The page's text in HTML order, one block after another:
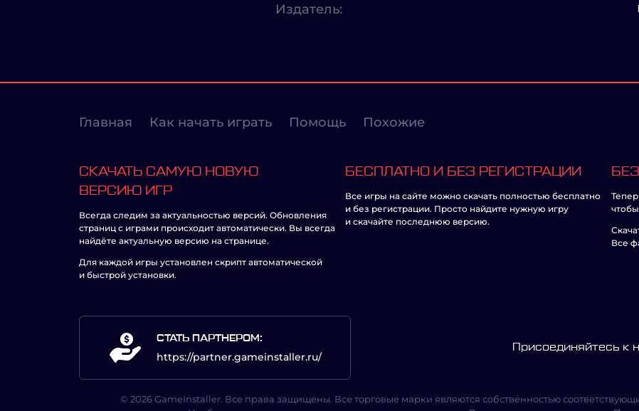
Издатель:
Главная Как начать играть Помощь Похожие
СКАЧАТЬ САМУЮ НОВУЮ
ВЕРСИЮ ИГР
Всегда следим за актуальностью версий. Обновления
страниц с играми происходит автоматически. Вы всегда
найдёте актуальную версию на странице.
Для каждой игры установлен скрипт автоматической
и быстрой установки.
БЕСПЛАТНО И БЕЗ РЕГИСТРАЦИИ
Все игры на сайте можно скачать полностью бесплатно
и без регистрации. Просто найдите нужную игру
и скачайте последнюю версию.
Все
СТАТЬ ПАРТНЕРОМ:
https://partner.gameinstaller.ru/
Присоединяйтесь
© 2026 GameInstaller. Все права защищены. Все торговые марки являются собственностью